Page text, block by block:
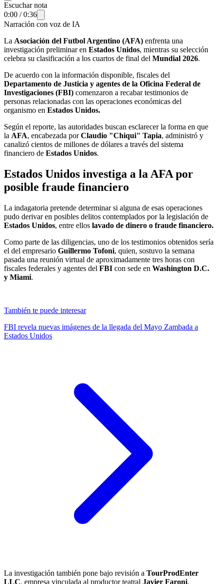
Escuchar nota
0:00 /0:36
Narración con voz de IA
La Asociación del Futbol Argentino (AFA) enfrenta una
investigación preliminar en Estados Unidos, mientras su selección
celebra su clasificación a los cuartos de final del Mundial 2026.
De acuerdo con la información disponible, fiscales del
Departamento de Justicia y agentes de la Oficina Federal de
Investigaciones (FBI) comenzaron a recabar testimonios de
personas relacionadas con las operaciones económicas del
organismo en Estados Unidos.
Según el reporte, las autoridades buscan esclarecer la forma en que
la AFA, encabezada porClaudio "Chiqui" Tapia, administró y
canalizó cientos de millones de dólares a través del sistema
financiero de Estados Unidos.
Estados Unidos investiga a la AFA por
posible fraude financiero
La indagatoria pretende determinar si alguna de esas operaciones
pudo derivar en posibles delitos contemplados por la legislación de
Estados Unidos, entre ellos lavado de dinero o fraude financiero.
Como parte de las diligencias, uno de los testimonios obtenidos sería
el del empresario Guillermo Tofoni, quien, sostuvo la semana
pasada una reunión virtual de aproximadamente tres horas con
fiscales federales y agentes del FBI con sede en Washington D.C.
y Miami.
También te puede interesar
FBI revela nuevas imágenes de la llegada del Mayo Zambada a
Estados Unidos
La investigación también pone bajo revisión a TourProdEnter
LLC, empresa vinculada al productor teatral Javier Faroni,